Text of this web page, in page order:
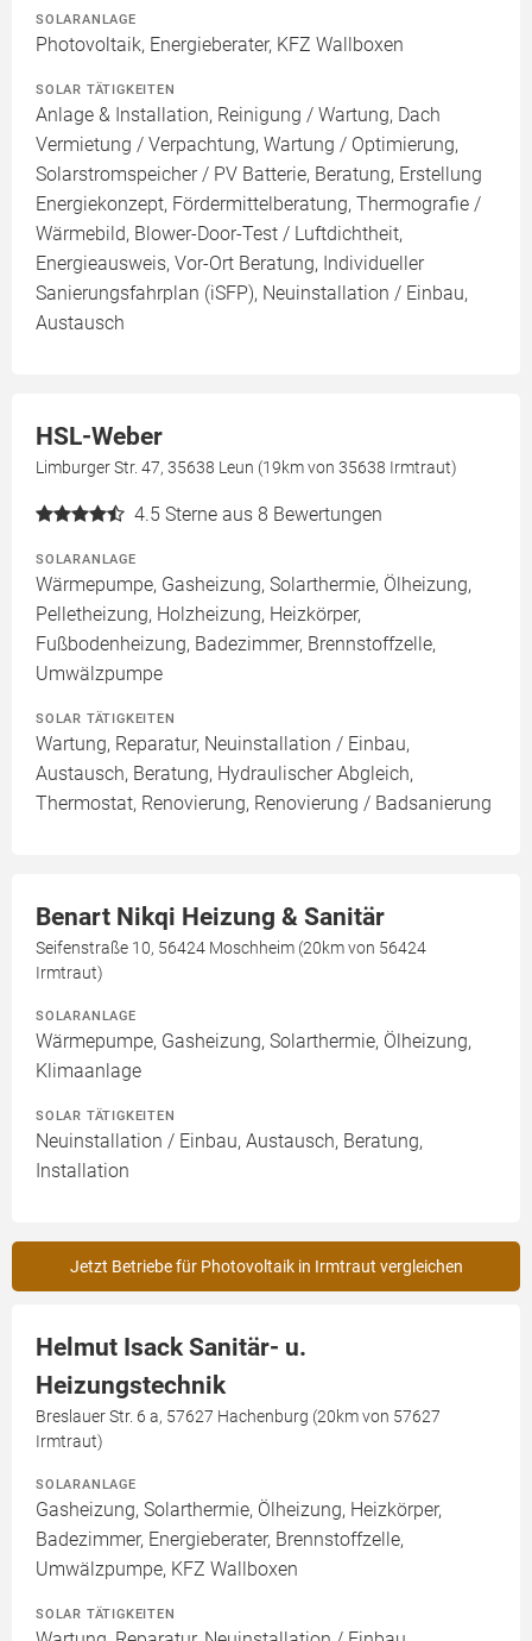
SOLARANLAGE
Photovoltaik, Energieberater, KFZ Wallboxen
SOLAR TÄTIGKEITEN
Anlage & Installation, Reinigung / Wartung, Dach
Vermietung / Verpachtung, Wartung / Optimierung,
Solarstromspeicher / PV Batterie, Beratung, Erstellung
Energiekonzept, Fördermittelberatung, Thermografie /
Wärmebild, Blower-Door-Test / Luftdichtheit,
Energieausweis, Vor-Ort Beratung, Individueller
Sanierungsfahrplan (iSFP), Neuinstallation / Einbau,
Austausch
HSL-Weber
Limburger Str. 47, 35638 Leun (19km von 35638 Irmtraut)
4.5 Sterne aus 8 Bewertungen
SOLARANLAGE
Wärmepumpe, Gasheizung, Solarthermie, Ölheizung,
Pelletheizung, Holzheizung, Heizkörper,
Fußbodenheizung, Badezimmer, Brennstoffzelle,
Umwälzpumpe
SOLAR TÄTIGKEITEN
Wartung, Reparatur, Neuinstallation / Einbau,
Austausch, Beratung, Hydraulischer Abgleich,
Thermostat, Renovierung, Renovierung / Badsanierung
Benart Nikqi Heizung & Sanitär
Seifenstraße 10, 56424 Moschheim (20km von 56424
Irmtraut)
SOLARANLAGE
Wärmepumpe, Gasheizung, Solarthermie, Ölheizung,
Klimaanlage
SOLAR TÄTIGKEITEN
Neuinstallation / Einbau, Austausch, Beratung,
Installation
Jetzt Betriebe für Photovoltaik in Irmtraut vergleichen
Helmut Isack Sanitär- u.
Heizungstechnik
Breslauer Str. 6 a, 57627 Hachenburg (20km von 57627
Irmtraut)
SOLARANLAGE
Gasheizung, Solarthermie, Ölheizung, Heizkörper,
Badezimmer, Energieberater, Brennstoffzelle,
Umwälzpumpe, KFZ Wallboxen
SOLAR TÄTIGKEITEN